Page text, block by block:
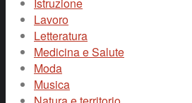
Lavoro
Letteratura
Medicina e Salute
Moda
Musica